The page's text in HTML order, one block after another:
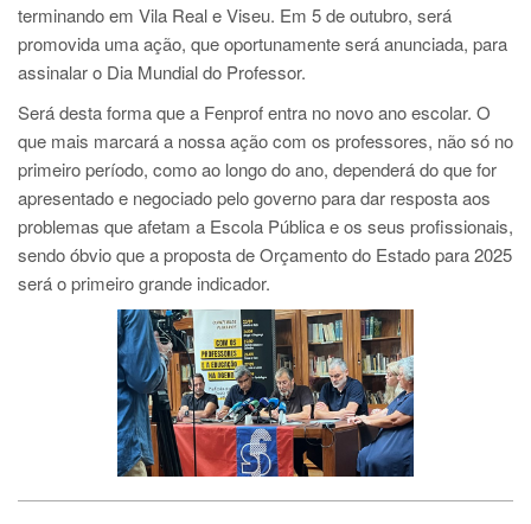
terminando em Vila Real e Viseu. Em 5 de outubro, será
promovida uma ação, que oportunamente será anunciada, para
assinalar o Dia Mundial do Professor.
Será desta forma que a Fenprof entra no novo ano escolar. O
que mais marcará a nossa ação com os professores, não só no
primeiro período, como ao longo do ano, dependerá do que for
apresentado e negociado pelo governo para dar resposta aos
problemas que afetam a Escola Pública e os seus profissionais,
sendo óbvio que a proposta de Orçamento do Estado para 2025
será o primeiro grande indicador.